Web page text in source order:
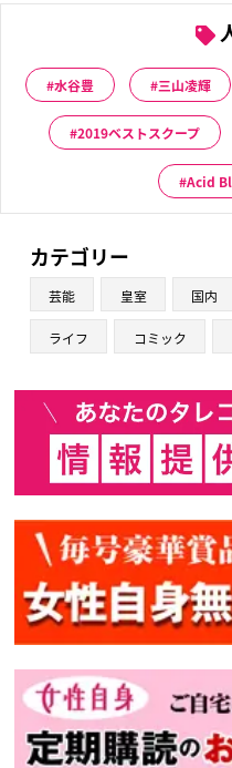
水谷豊 三山凌輝
2019ベストスクープ
Acid
カテゴリー
芸能 皇室 国内
ライフ コミック